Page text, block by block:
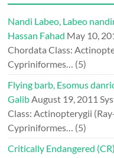
Nandi Labeo, Labeo
Hassan Fahad May 10,
Chordata Class:
Cypriniformes… (5)
Flying barb, Esomus
GalibAugust 19, 2011
Class: Actinopterygii
Cypriniformes… (5)
Critically Endangered